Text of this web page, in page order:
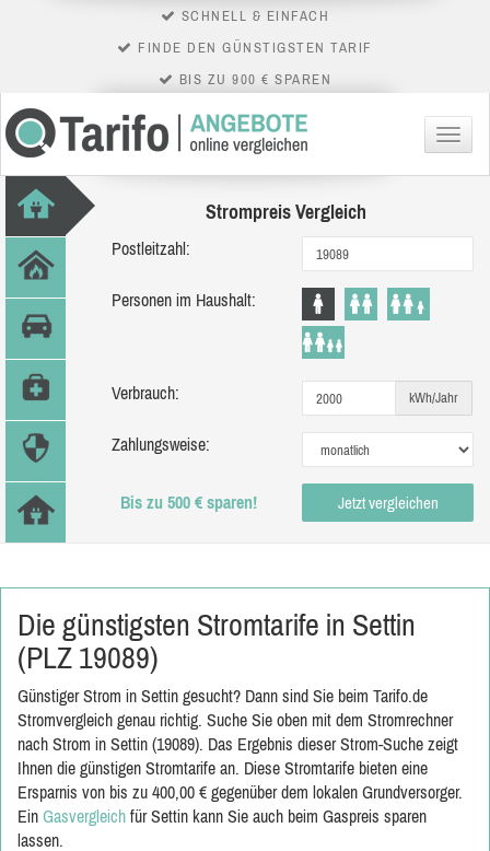
SCHNELL & EINFACH
FINDE DEN GÜNSTIGSTEN TARIF
BIS ZU 900 € SPAREN
Menü
Strompreis Vergleich
Postleitzahl:
Personen im Haushalt:
Verbrauch: kWh/Jahr
Zahlungsweise:
Bis zu 500 € sparen! Jetzt vergleichen
Die günstigsten Stromtarife in Settin
(PLZ 19089)
Günstiger Strom in Settin gesucht? Dann sind Sie beim Tarifo.de
Stromvergleich genau richtig. Suche Sie oben mit dem Stromrechner
nach Strom in Settin (19089). Das Ergebnis dieser Strom-Suche zeigt
Ihnen die günstigen Stromtarife an. Diese Stromtarife bieten eine
Ersparnis von bis zu 400,00 € gegenüber dem lokalen Grundversorger.
Ein Gasvergleich für Settin kann Sie auch beim Gaspreis sparen
lassen.